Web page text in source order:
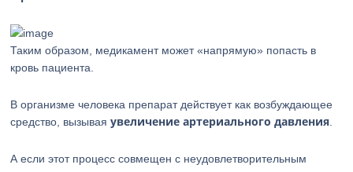
Таким образом, медикамент может «напрямую» попасть в
кровь пациента.
В организме человека препарат действует как возбуждающее
средство, вызываяувеличение артериального давления
А если этот процесс совмещен с неудовлетворительным